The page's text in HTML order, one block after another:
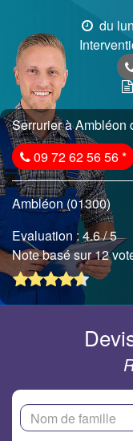
du
Serrurier à Ambléon
09 72 62 56 56*
Ambléon (01300)
Evaluation :4.6/ 5
Note basé sur 12